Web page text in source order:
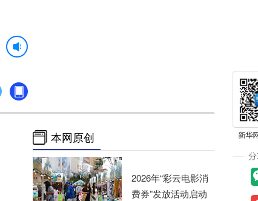
本网原创
2026年“彩云电影消
费券”发放活动启动